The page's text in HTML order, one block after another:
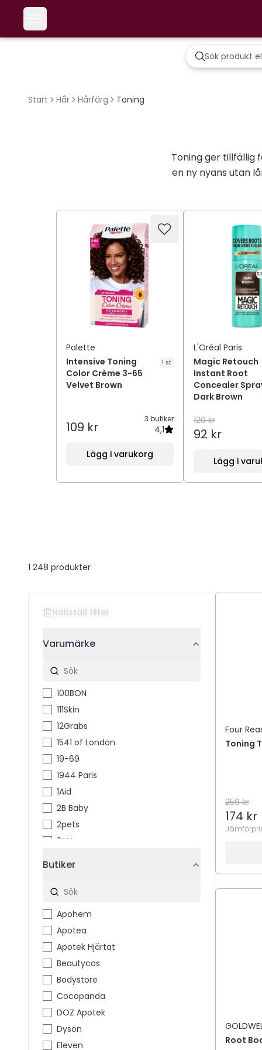
Start Hår Hårfärg Toning
Toning ger tillfällig
en ny nyans utan
Palette
Intensive Toning
Color Crème 3-65
Velvet Brown
1 st
109 kr
3 butiker
4,1
Lägg i varukorg
L'Oréal Paris
Magic Retouch
Instant Root
Concealer
Dark Brown
129 kr
92 kr
Lägg i
1 248 produkter
Nollställ filter
Varumärke
100BON
111Skin
12Grabs
1541 of London
19-69
1944 Paris
1Aid
2B Baby
2pets
3INA
4711
4Him & Her
5 Days Deo
7th Heaven
A Little Lovely Company
A´PIEU
A-Creme
A-DERMA
A-Pro
Butiker
Apohem
Apotea
Apotek Hjärtat
Beautycos
Bodystore
Cocopanda
DOZ Apotek
Dyson
Eleven
Four
Toning
259 kr
174 kr
Root